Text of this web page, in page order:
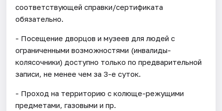
соответствующей справки/сертификата
обязательно.
- Посещение дворцов и музеев для людей с
ограниченными возможностями (инвалиды-
колясочники) доступно только по предварительной
записи, не менее чем за 3-е суток.
- Проход на территорию с колюще-режущими
предметами, газовыми и пр.